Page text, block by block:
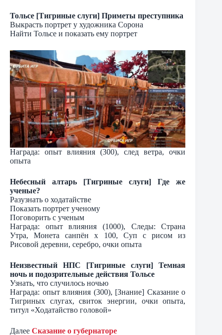
Тольсе [Тигриные слуги] Приметы преступника
Выкрасть портрет у художника Сорона
Найти Тольсе и показать ему портрет
Награда: опыт влияния (300), след ветра, очки
опыта
Небесный алтарь [Тигриные слуги] Где же
ученые?
Разузнать о ходатайстве
Показать портрет ученому
Поговорить с ученым
Награда: опыт влияния (1000), Следы: Страна
Утра, Монета санпён х 100, Суп с рисом из
Рисовой деревни, серебро, очки опыта
Неизвестный НПС [Тигриные слуги] Темная
ночь и подозрительные действия Тольсе
Узнать, что случилось ночью
Награда: опыт влияния (300), [Знание] Сказание о
Тигриных слугах, свиток энергии, очки опыта,
титул «Ходатайство головой»
Далее Сказание о губернаторе